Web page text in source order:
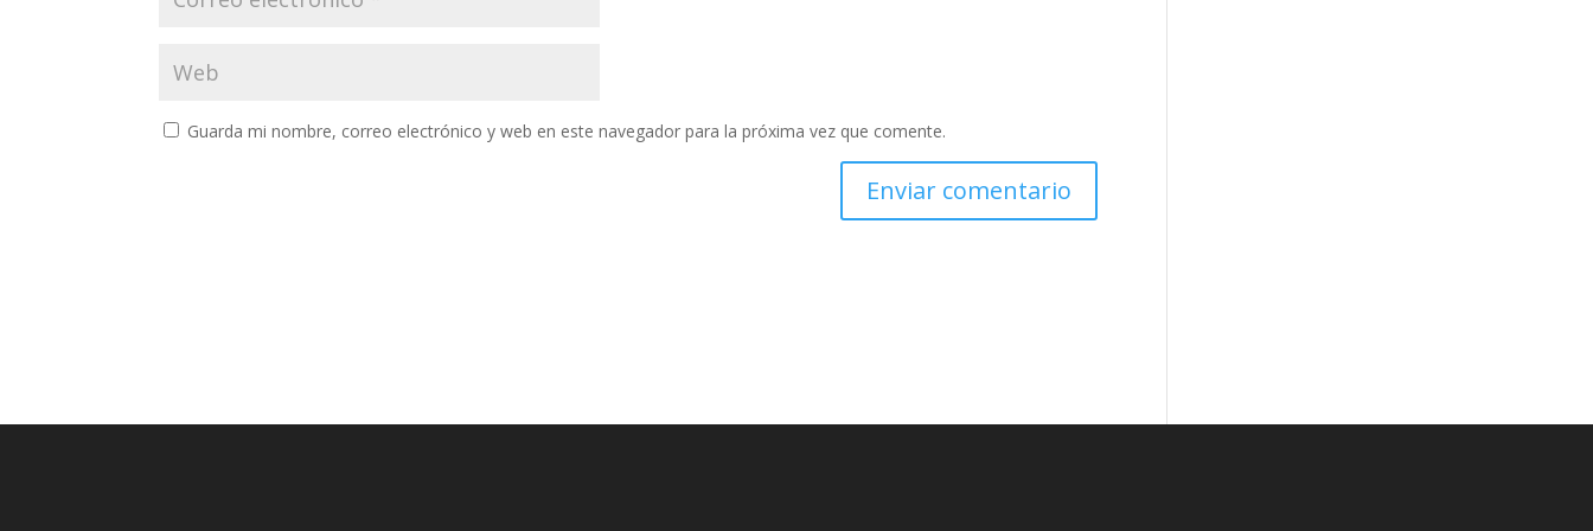
Guarda mi nombre, correo electrónico y web en este navegador para la próxima vez que comente.